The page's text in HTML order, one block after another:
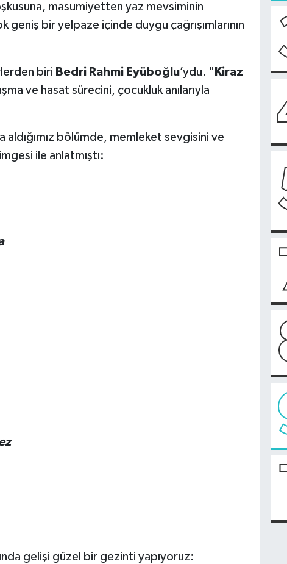
masumiyetten yaz mevsiminin
bir yelpaze içinde duygu çağrışımlarının
biri Bedri Rahmi Eyüboğlu’ydu. " Kiraz
ve hasat sürecini, çocukluk anılarıyla
aldığımız bölümde, memleket sevgisini ve
ile anlatmıştı:
gelişi güzel bir gezinti yapıyoruz: